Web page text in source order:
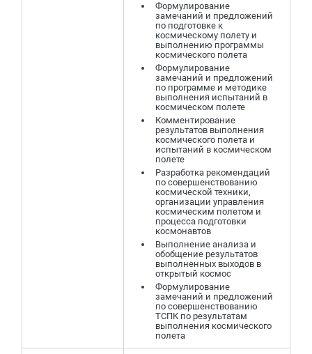
Формулирование
замечаний и предложений
по подготовке к
космическому полету и
выполнению программы
космического полета
Формулирование
замечаний и предложений
по программе и методике
выполнения испытаний в
космическом полете
Комментирование
результатов выполнения
космического полета и
испытаний в космическом
полете
Разработка рекомендаций
по совершенствованию
космической техники,
организации управления
космическим полетом и
процесса подготовки
космонавтов
Выполнение анализа и
обобщение результатов
выполненных выходов в
открытый космос
Формулирование
замечаний и предложений
по совершенствованию
ТСПК по результатам
выполнения космического
полета